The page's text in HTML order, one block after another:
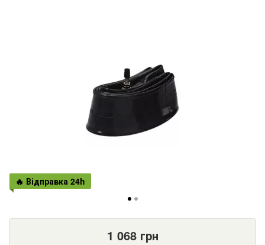
🔥 Відправка 24h
1 068грн